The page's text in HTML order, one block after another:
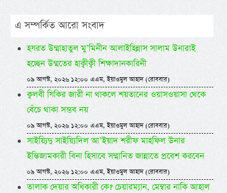
এ সম্পর্কিত আরো সংবাদ
হযরত উম্মাহাতুল মু’মিনীন আলাইহিন্নাস সালাম উনারাই
হচ্ছেন উম্মতের হাক্বীক্বী শিক্ষাদানকারিনী
০৯ আগস্ট, ২০২৬ ১২:০০ এএম, ইয়াওমুল আহাদ (রোববার)
ক্বলবী যিকির জারী না থাকলে শয়তানের ওয়াসওয়াসা থেকে
বেঁচে থাকা সম্ভব নয়
০৯ আগস্ট, ২০২৬ ১২:০০ এএম, ইয়াওমুল আহাদ (রোববার)
সাইয়্যিদু সাইয়্যিদিল আ’ইয়াদ শরীফ মাহফিল উনার
ইন্তিজামকারী বিনা হিসাবে সম্মানিত জান্নাতে প্রবেশ করবেন
০৯ আগস্ট, ২০২৬ ১২:০০ এএম, ইয়াওমুল আহাদ (রোববার)
তালাক দেয়ার অধিকারী কে? চেয়ারম্যান, মেম্বার নাকি আহাল